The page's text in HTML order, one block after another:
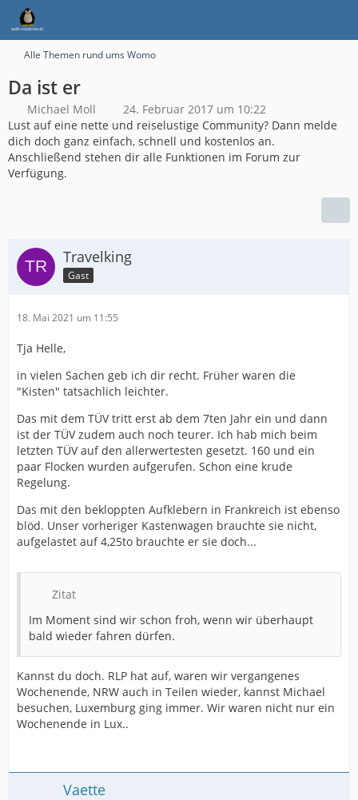
Alle Themen rund ums Womo
Da ist er
Michael Moll
24. Februar 2017 um 10:22
Lust auf eine nette und reiselustige Community? Dann melde
dich doch ganz einfach, schnell und kostenlos an.
Anschließend stehen dir alle Funktionen im Forum zur
Verfügung.
Travelking
Gast
18. Mai 2021 um 11:55
Tja Helle,
in vielen Sachen geb ich dir recht. Früher waren die
"Kisten" tatsächlich leichter.
Das mit dem TÜV tritt erst ab dem 7ten Jahr ein und dann
ist der TÜV zudem auch noch teurer. Ich hab mich beim
letzten TÜV auf den allerwertesten gesetzt. 160 und ein
paar Flocken wurden aufgerufen. Schon eine krude
Regelung.
Das mit den bekloppten Aufklebern in Frankreich ist ebenso
blöd. Unser vorheriger Kastenwagen brauchte sie nicht,
aufgelastet auf 4,25to brauchte er sie doch...
Zitat
Im Moment sind wir schon froh, wenn wir überhaupt
bald wieder fahren dürfen.
Kannst du doch. RLP hat auf, waren wir vergangenes
Wochenende, NRW auch in Teilen wieder, kannst Michael
besuchen, Luxemburg ging immer. Wir waren nicht nur ein
Wochenende in Lux..
Vaette